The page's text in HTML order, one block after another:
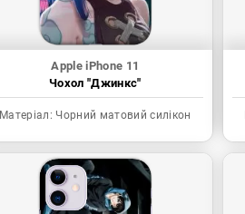
Apple iPhone 11
Чохол "Джинкс"
Матеріал: Чорний матовий силікон